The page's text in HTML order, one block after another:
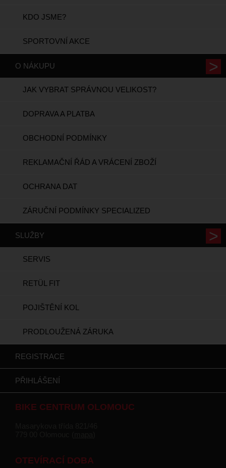
KDO JSME?
SPORTOVNÍ AKCE
O NÁKUPU
JAK VYBRAT SPRÁVNOU VELIKOST?
DOPRAVA A PLATBA
OBCHODNÍ PODMÍNKY
REKLAMAČNÍ ŘÁD A VRÁCENÍ ZBOŽÍ
OCHRANA DAT
ZÁRUČNÍ PODMÍNKY SPECIALIZED
SLUŽBY
SERVIS
RETÜL FIT
POJIŠTĚNÍ KOL
PRODLOUŽENÁ ZÁRUKA
REGISTRACE
PŘIHLÁŠENÍ
BIKE CENTRUM OLOMOUC
OTEVÍRACÍ DOBA